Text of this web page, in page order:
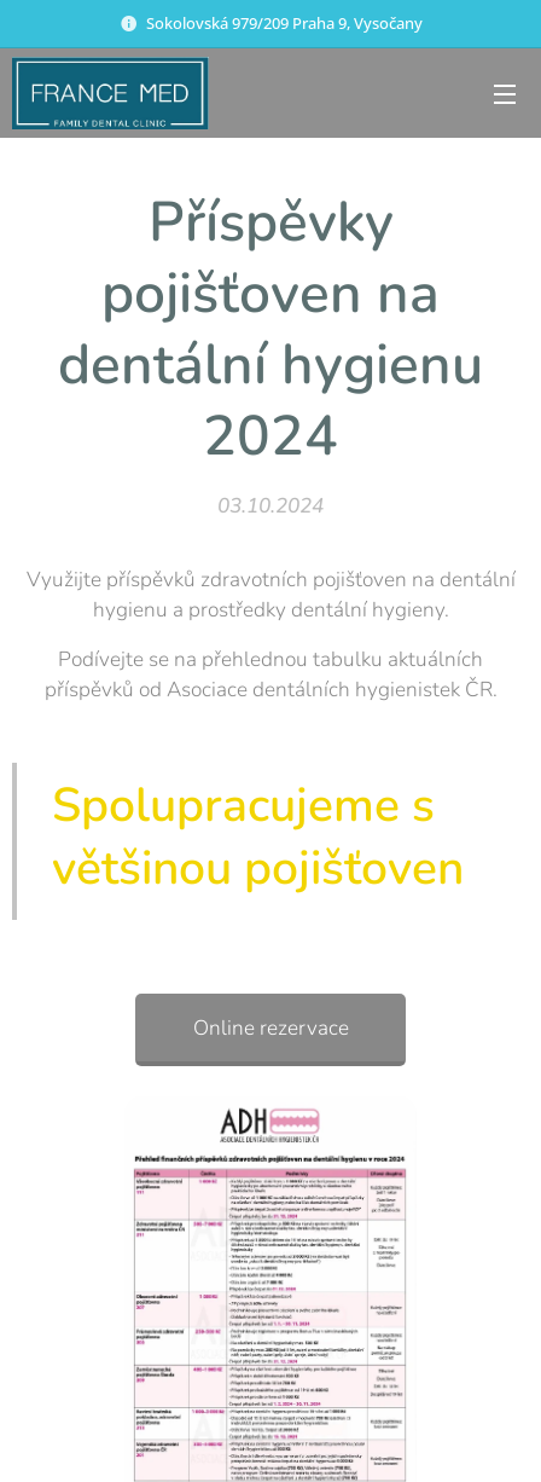
Sokolovská 979/209 Praha 9, Vysočany
Příspěvky
pojišťoven na
dentální hygienu
2024
03.10.2024
Využijte příspěvků zdravotních pojišťoven na dentální
hygienu a prostředky dentální hygieny.
Podívejte se na přehlednou tabulku aktuálních
příspěvků od Asociace dentálních hygienistek ČR.
Spolupracujeme s
většinou pojišťoven
Online rezervace